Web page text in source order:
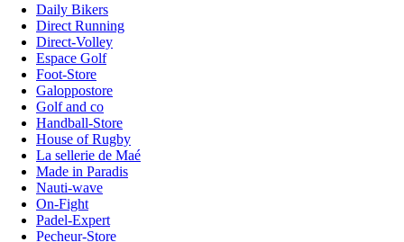
Daily Bikers
Direct Running
Direct-Volley
Espace Golf
Foot-Store
Galoppostore
Golf and co
Handball-Store
House of Rugby
La sellerie de Maé
Made in Paradis
Nauti-wave
On-Fight
Padel-Expert
Pecheur-Store